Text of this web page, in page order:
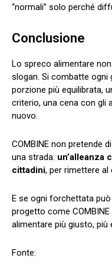
“normali” solo perché
Conclusione
Lo spreco alimentare
slogan. Si combatte ogni
porzione più equilibrata,
criterio, una cena con gli
nuovo.
COMBINE non pretende
una strada: un’alleanza
cittadini, per rimettere al
E se ogni forchettata
progetto come
alimentare più giusto, più
Fonte: